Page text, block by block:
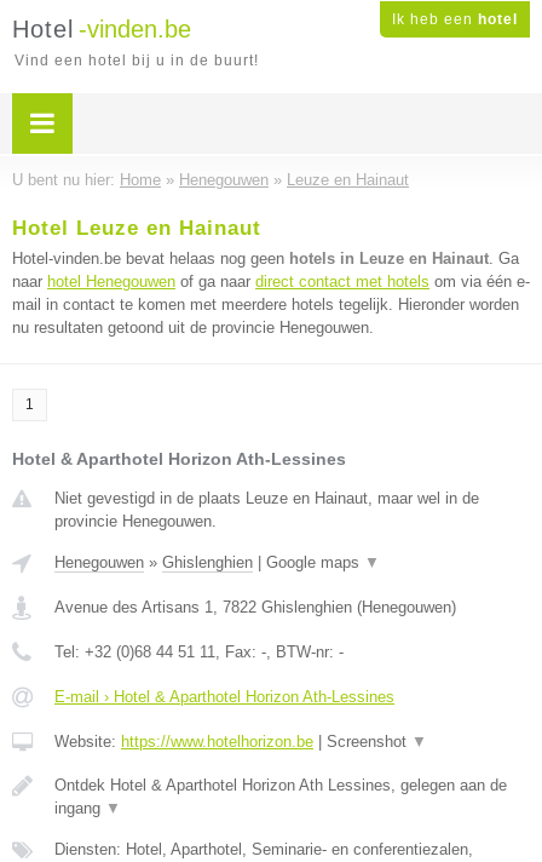
Ik heb een hotel
Hotel -vinden.be
Vind een hotel bij u in de buurt!
U bent nu hier: Home » Henegouwen » Leuze en Hainaut
Hotel Leuze en Hainaut
Hotel-vinden.be bevat helaas nog geen hotels in Leuze en Hainaut. Ga
naar hotel Henegouwen of ga naar direct contact met hotels om via één e-
mail in contact te komen met meerdere hotels tegelijk. Hieronder worden
nu resultaten getoond uit de provincie Henegouwen.
1
Hotel & Aparthotel Horizon Ath-Lessines
Niet gevestigd in de plaats Leuze en Hainaut, maar wel in de
provincie Henegouwen.
Henegouwen » Ghislenghien Google maps ▼
Avenue des Artisans 1, 7822 Ghislenghien (Henegouwen)
Tel: +32 (0)68 44 51 11, Fax: -, BTW-nr: -
E-mail › Hotel & Aparthotel Horizon Ath-Lessines
Website: https://www.hotelhorizon.be Screenshot ▼
Ontdek Hotel & Aparthotel Horizon Ath Lessines, gelegen aan de
ingang ▼
Diensten: Hotel, Aparthotel, Seminarie- en conferentiezalen,